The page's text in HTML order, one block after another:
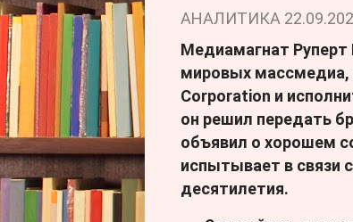
АНАЛИТИКА
Медиамагнат
мировых массмедиа,
Corporation и
он решил передать
объявил о хорошем
испытывает в связи
десятилетия.